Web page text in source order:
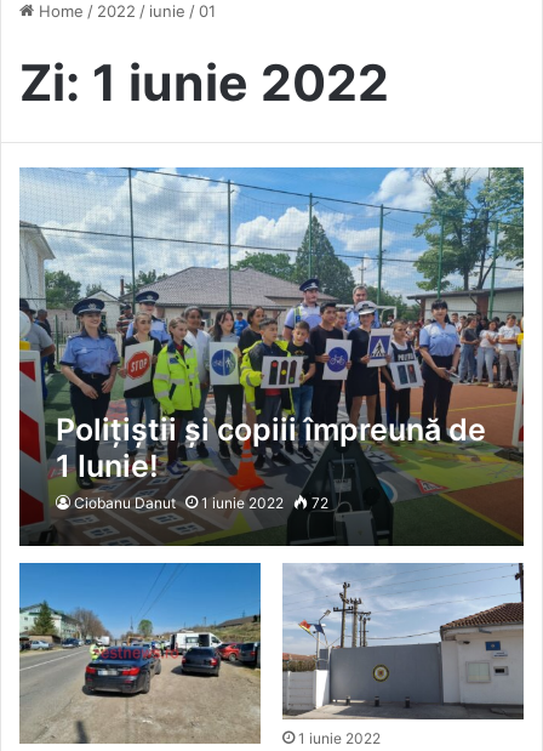
Home / 2022 / iunie /01
Zi: 1 iunie 2022
Polițiștii și copiii împreună de
1 Iunie!
Ciobanu Danut 1 iunie 2022 72
1 iunie 2022